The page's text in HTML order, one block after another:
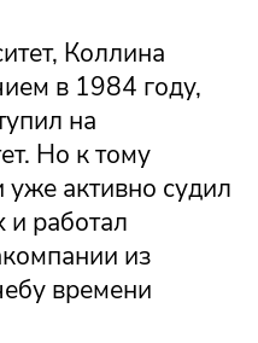
Коллина
в 1984 году,
на
Но к тому
активно судил
и работал
из
времени